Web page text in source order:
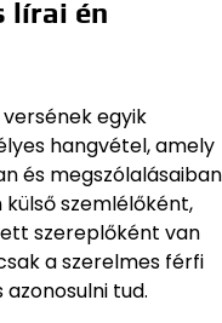
lírai én
egyik
hangvétel, amely
és megszólalásaiban
szemlélőként,
szereplőként van
a szerelmes férfi
tud.